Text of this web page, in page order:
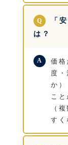
「
は？
価
度
か
こ
（
すく